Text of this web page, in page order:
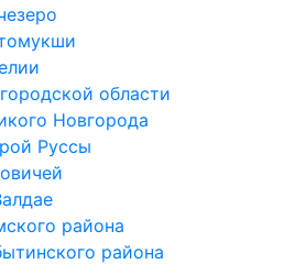
области
Новгорода
Руссы
района
района